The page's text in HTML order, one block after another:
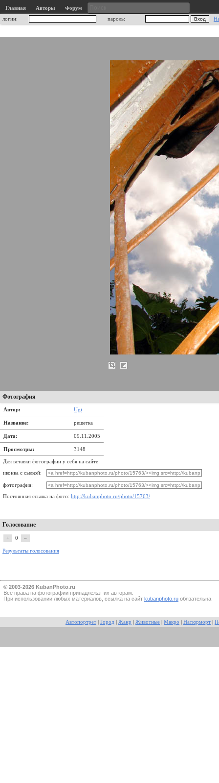
Главная Авторы
Форум
логин:
пароль:
Фотография
Автор: Ugi
Название: решетка
Дата: 09.11.2005
Просмотры: 3148
Для вставки фотографии у себя на сайте:
иконка с сылкой:
фотография:
Постоянная ссылка на фото: http://kubanphoto.ru/photo/15763/
Голосование
+ 0 –
Результаты голосования
© 2003-2026 KubanPhoto.ru
Все прaва на фотографии принадлежат их авторам.
При использовании любых материалов, ссылка на сайт kubanphoto.ru обязательна.
Автопортрет Город Жанр Животные Макро Натюрморт